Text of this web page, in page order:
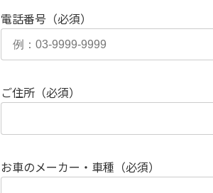
電話番号（必須）
ご住所（必須）
お車のメーカー・車種（必須）